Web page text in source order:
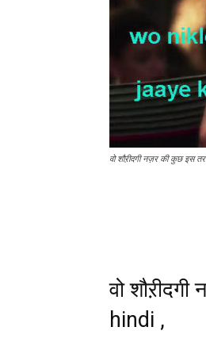
वो शौऱीदगी नज़र की कुछ इस
वो
hindi ,